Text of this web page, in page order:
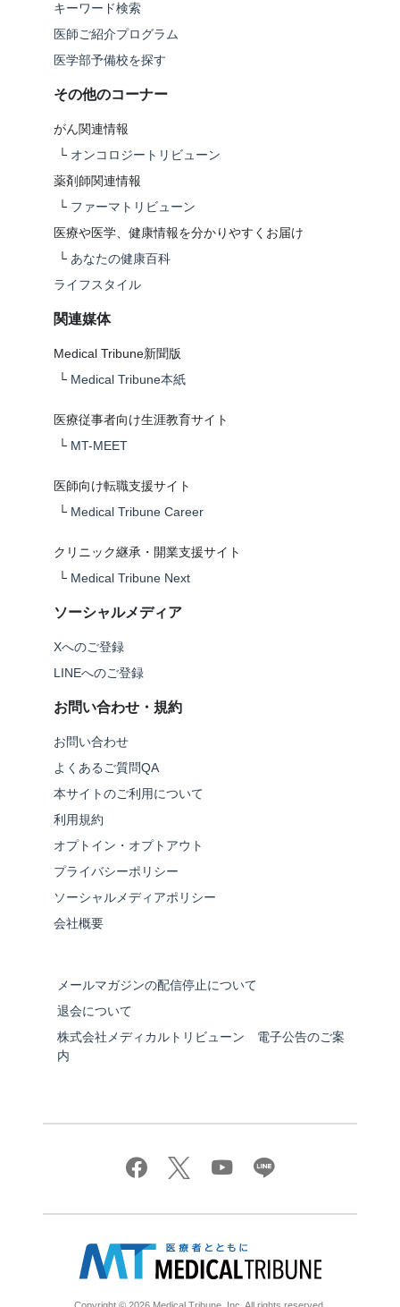
キーワード検索
医師ご紹介プログラム
医学部予備校を探す
その他のコーナー
がん関連情報
└ オンコロジートリビューン
薬剤師関連情報
└ ファーマトリビューン
医療や医学、健康情報を分かりやすくお届け
└ あなたの健康百科
ライフスタイル
関連媒体
Medical Tribune新聞版
└ Medical Tribune本紙
医療従事者向け生涯教育サイト
└ MT-MEET
医師向け転職支援サイト
└ Medical Tribune Career
クリニック継承・開業支援サイト
└ Medical Tribune Next
ソーシャルメディア
Xへのご登録
LINEへのご登録
お問い合わせ・規約
お問い合わせ
よくあるご質問QA
本サイトのご利用について
利用規約
オプトイン・オプトアウト
プライバシーポリシー
ソーシャルメディアポリシー
会社概要
メールマガジンの配信停止について
退会について
株式会社メディカルトリビューン 電子公告のご案
内